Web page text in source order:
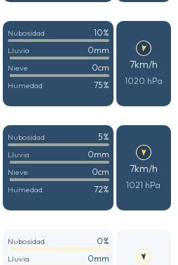
Nubosidad 10%
Lluvia 0mm
Nieve 0cm
Humedad 75%
7km/h
1020 hPa
Nubosidad 5%
Lluvia 0mm
Nieve 0cm
Humedad 72%
7km/h
1021 hPa
Nubosidad 0%
Lluvia 0mm